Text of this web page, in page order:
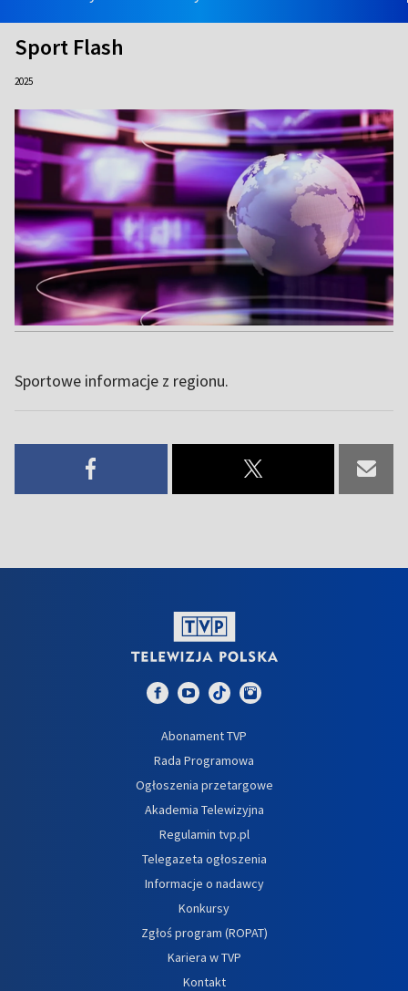
Sport Flash
2025
Sportowe informacje z regionu.
Abonament TVP
Rada Programowa
Ogłoszenia przetargowe
Akademia Telewizyjna
Regulamin tvp.pl
Telegazeta ogłoszenia
Informacje o nadawcy
Konkursy
Zgłoś program (ROPAT)
Kariera w TVP
Kontakt